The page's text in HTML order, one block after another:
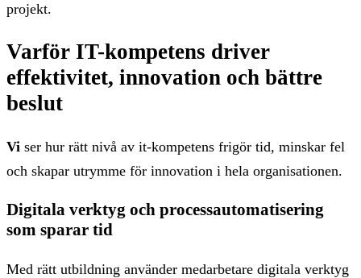
projekt.
Varför IT-kompetens driver
effektivitet, innovation och bättre
beslut
Vi ser hur rätt nivå av it-kompetens frigör tid, minskar fel
och skapar utrymme för innovation i hela organisationen.
Digitala verktyg och processautomatisering
som sparar tid
Med rätt utbildning använder medarbetare digitala verktyg